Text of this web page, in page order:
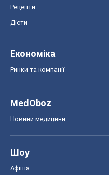
Рецепти
Дієти
Економіка
Ринки та компанії
MedOboz
Новини медицини
Шоу
Афіша